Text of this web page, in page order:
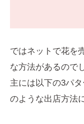
ではネットで花を
な方法があるので
主には以下の3パ
のような出店方法